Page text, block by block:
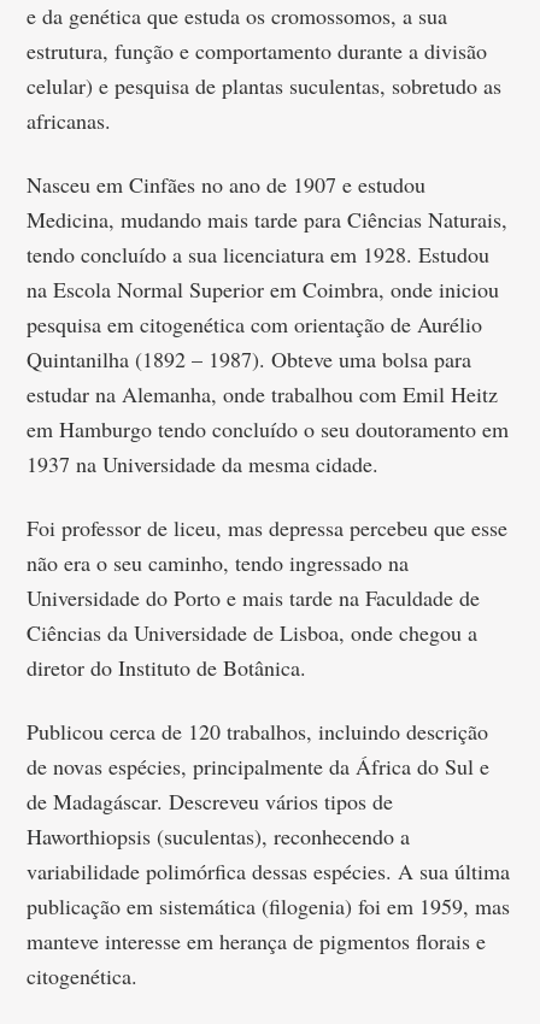
e da genética que estuda os cromossomos, a sua
estrutura, função e comportamento durante a divisão
celular) e pesquisa de plantas suculentas, sobretudo as
africanas.
Nasceu em Cinfães no ano de 1907 e estudou
Medicina, mudando mais tarde para Ciências Naturais,
tendo concluído a sua licenciatura em 1928. Estudou
na Escola Normal Superior em Coimbra, onde iniciou
pesquisa em citogenética com orientação de Aurélio
Quintanilha (1892 – 1987). Obteve uma bolsa para
estudar na Alemanha, onde trabalhou com Emil Heitz
em Hamburgo tendo concluído o seu doutoramento em
1937 na Universidade da mesma cidade.
Foi professor de liceu, mas depressa percebeu que esse
não era o seu caminho, tendo ingressado na
Universidade do Porto e mais tarde na Faculdade de
Ciências da Universidade de Lisboa, onde chegou a
diretor do Instituto de Botânica.
Publicou cerca de 120 trabalhos, incluindo descrição
de novas espécies, principalmente da África do Sul e
de Madagáscar. Descreveu vários tipos de
Haworthiopsis (suculentas), reconhecendo a
variabilidade polimórfica dessas espécies. A sua última
publicação em sistemática (filogenia) foi em 1959, mas
manteve interesse em herança de pigmentos florais e
citogenética.